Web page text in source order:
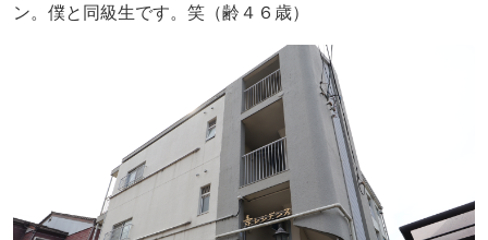
ン。僕と同級生です。笑（齢４６歳）